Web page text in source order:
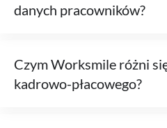
danych pracowników?
Czym Worksmile różni
kadrowo-płacowego?